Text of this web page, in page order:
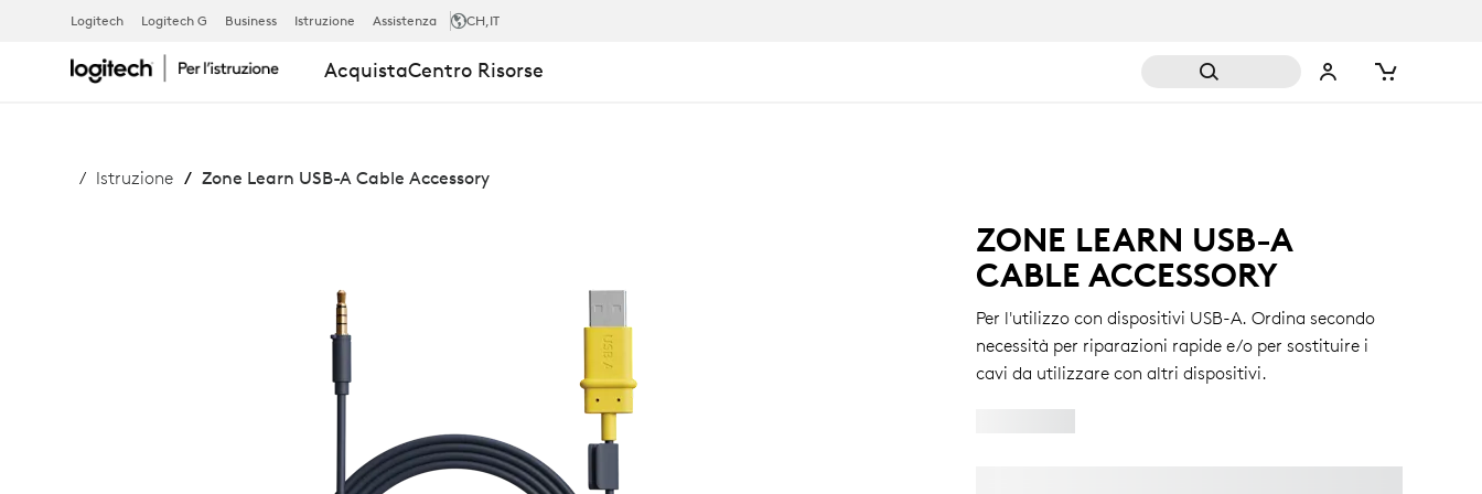
ACCESSORIO
USB-
Logitech Logitech G Business Istruzione Assistenza CH,IT
AcquistaCentro Risorse
Istruzione Zone Learn USB-A Cable Accessory
ZONE LEARN USB-A
CABLE ACCESSORY
Per l'utilizzo con dispositivi USB-A. Ordina secondo
necessità per riparazioni rapide e/o per sostituire i
cavi da utilizzare con altri dispositivi.